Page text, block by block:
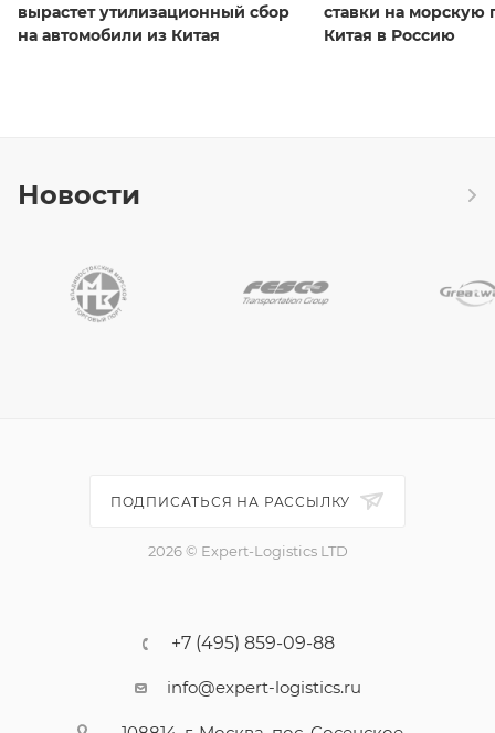
вырастет утилизационный сбор
на автомобили из Китая
ставки на морскую
Китая в Россию
Новости
ПОДПИСАТЬСЯ НА РАССЫЛКУ
2026 © Expert-Logistics LTD
+7 (495) 859-09-88
info@expert-logistics.ru